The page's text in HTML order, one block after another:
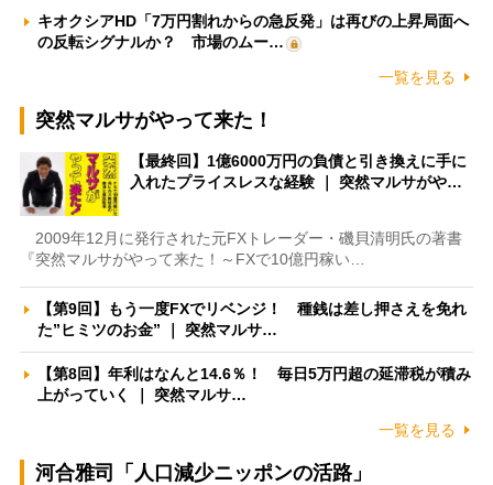
キオクシアHD「7万円割れからの急反発」は再びの上昇局面へ
の反転シグナルか？ 市場のムー…
一覧を見る
突然マルサがやって来た！
【最終回】1億6000万円の負債と引き換えに手に
入れたプライスレスな経験 ｜ 突然マルサがや…
2009年12月に発行された元FXトレーダー・磯貝清明氏の著書
『突然マルサがやって来た！～FXで10億円稼い…
【第9回】もう一度FXでリベンジ！ 種銭は差し押さえを免れ
た”ヒミツのお金” ｜ 突然マルサ…
【第8回】年利はなんと14.6％！ 毎日5万円超の延滞税が積み
上がっていく ｜ 突然マルサ…
一覧を見る
河合雅司「人口減少ニッポンの活路」